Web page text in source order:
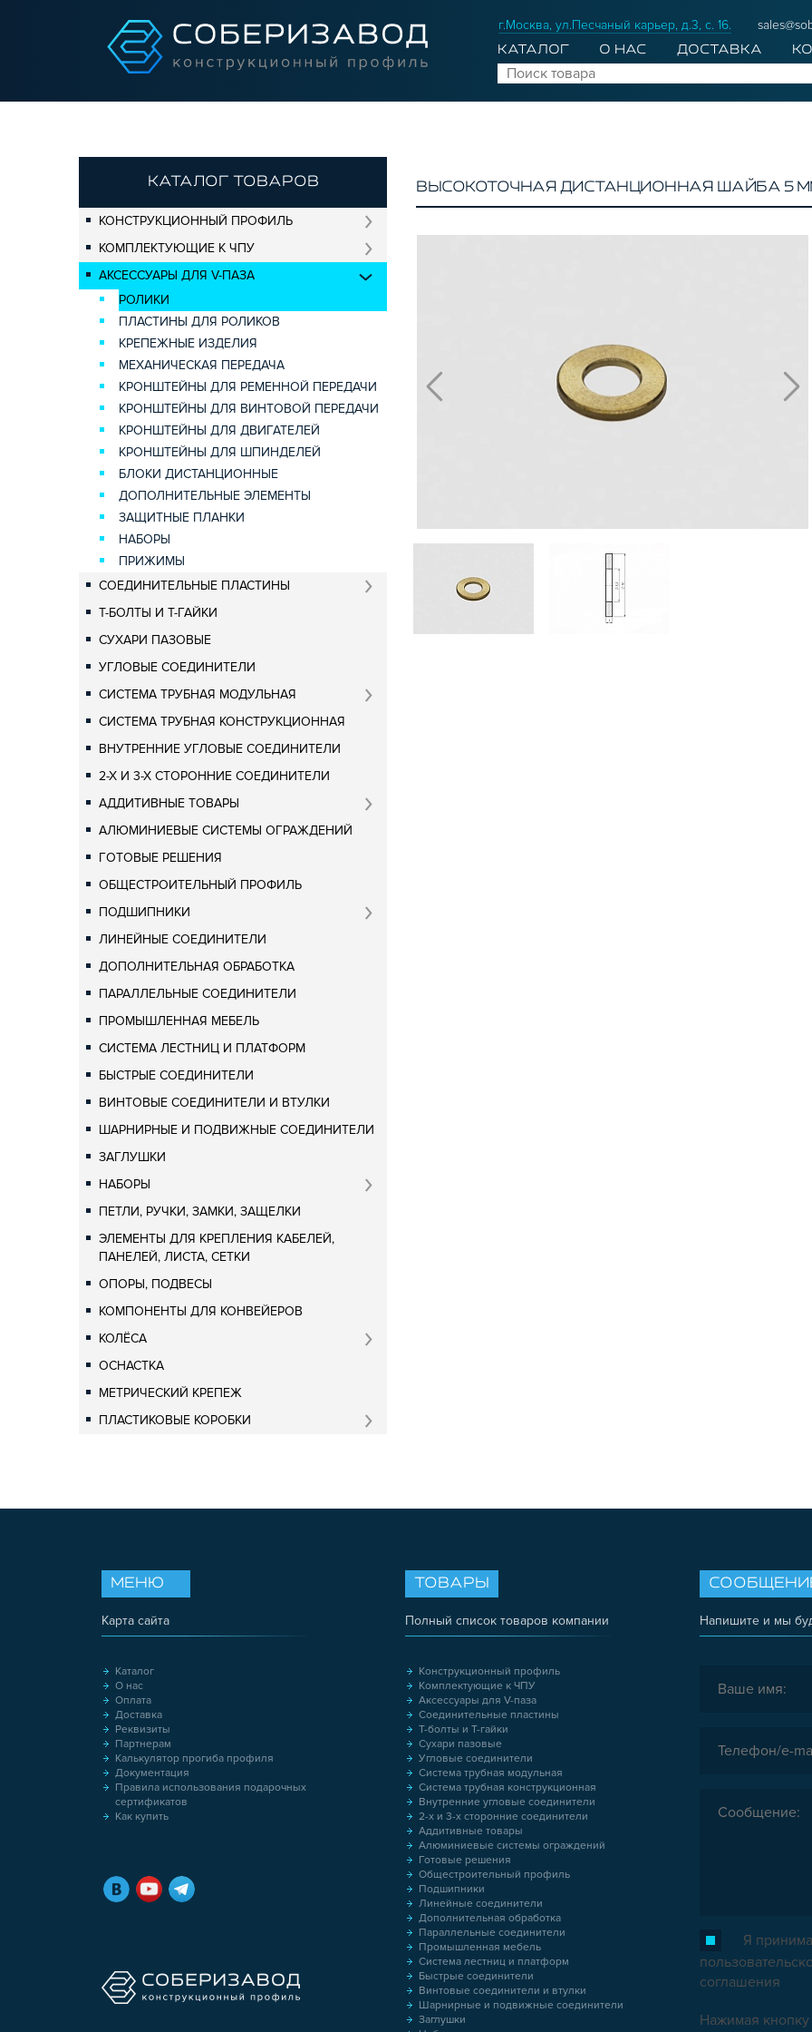
г.Москва, ул.Песчаный карьер, д.3, с. 16.
КАТАЛОГ О НАС ДОСТАВКА
КАТАЛОГ ТОВАРОВ
КОНСТРУКЦИОННЫЙ ПРОФИЛЬ
КОМПЛЕКТУЮЩИЕ К ЧПУ
АКСЕССУАРЫ ДЛЯ V-ПАЗА
РОЛИКИ
ПЛАСТИНЫ ДЛЯ РОЛИКОВ
КРЕПЕЖНЫЕ ИЗДЕЛИЯ
МЕХАНИЧЕСКАЯ ПЕРЕДАЧА
КРОНШТЕЙНЫ ДЛЯ РЕМЕННОЙ ПЕРЕДАЧИ
КРОНШТЕЙНЫ ДЛЯ ВИНТОВОЙ ПЕРЕДАЧИ
КРОНШТЕЙНЫ ДЛЯ ДВИГАТЕЛЕЙ
КРОНШТЕЙНЫ ДЛЯ ШПИНДЕЛЕЙ
БЛОКИ ДИСТАНЦИОННЫЕ
ДОПОЛНИТЕЛЬНЫЕ ЭЛЕМЕНТЫ
ЗАЩИТНЫЕ ПЛАНКИ
НАБОРЫ
ПРИЖИМЫ
СОЕДИНИТЕЛЬНЫЕ ПЛАСТИНЫ
Т-БОЛТЫ И Т-ГАЙКИ
СУХАРИ ПАЗОВЫЕ
УГЛОВЫЕ СОЕДИНИТЕЛИ
СИСТЕМА ТРУБНАЯ МОДУЛЬНАЯ
СИСТЕМА ТРУБНАЯ КОНСТРУКЦИОННАЯ
ВНУТРЕННИЕ УГЛОВЫЕ СОЕДИНИТЕЛИ
2-Х И 3-Х СТОРОННИЕ СОЕДИНИТЕЛИ
АДДИТИВНЫЕ ТОВАРЫ
АЛЮМИНИЕВЫЕ СИСТЕМЫ ОГРАЖДЕНИЙ
ГОТОВЫЕ РЕШЕНИЯ
ОБЩЕСТРОИТЕЛЬНЫЙ ПРОФИЛЬ
ПОДШИПНИКИ
ЛИНЕЙНЫЕ СОЕДИНИТЕЛИ
ДОПОЛНИТЕЛЬНАЯ ОБРАБОТКА
ПАРАЛЛЕЛЬНЫЕ СОЕДИНИТЕЛИ
ПРОМЫШЛЕННАЯ МЕБЕЛЬ
СИСТЕМА ЛЕСТНИЦ И ПЛАТФОРМ
БЫСТРЫЕ СОЕДИНИТЕЛИ
ВИНТОВЫЕ СОЕДИНИТЕЛИ И ВТУЛКИ
ШАРНИРНЫЕ И ПОДВИЖНЫЕ СОЕДИНИТЕЛИ
ЗАГЛУШКИ
НАБОРЫ
ПЕТЛИ, РУЧКИ, ЗАМКИ, ЗАЩЕЛКИ
ЭЛЕМЕНТЫ ДЛЯ КРЕПЛЕНИЯ КАБЕЛЕЙ,
ПАНЕЛЕЙ, ЛИСТА, СЕТКИ
ОПОРЫ, ПОДВЕСЫ
КОМПОНЕНТЫ ДЛЯ КОНВЕЙЕРОВ
КОЛЁСА
ОСНАСТКА
МЕТРИЧЕСКИЙ КРЕПЕЖ
ПЛАСТИКОВЫЕ КОРОБКИ
ВЫСОКОТОЧНАЯ ДИСТАНЦИОННАЯ ШАЙБА 5
Напишите и мы
Я
соглашения
Нажимая кнопку
ТОВАРЫ
Полный список товаров компании
Конструкционный профиль
Комплектующие к ЧПУ
Аксессуары для V-паза
Соединительные пластины
Т-болты и Т-гайки
Сухари пазовые
Угловые соединители
Система трубная модульная
Система трубная конструкционная
Внутренние угловые соединители
2-х и 3-х сторонние соединители
Аддитивные товары
Алюминиевые системы ограждений
Готовые решения
Общестроительный профиль
Подшипники
Линейные соединители
Дополнительная обработка
Параллельные соединители
Промышленная мебель
Система лестниц и платформ
Быстрые соединители
Винтовые соединители и втулки
Шарнирные и подвижные соединители
Заглушки
МЕНЮ
Карта сайта
Каталог
О нас
Оплата
Доставка
Реквизиты
Партнерам
Калькулятор прогиба профиля
Документация
Правила использования подарочных
сертификатов
Как купить